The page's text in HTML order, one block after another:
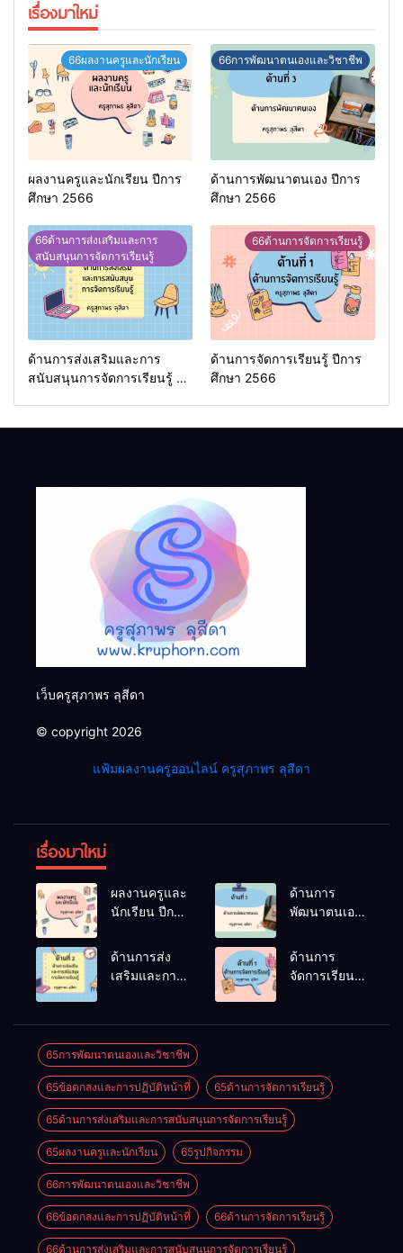
เรื่องมาใหม่
66ผลงานครูและนักเรียน
ผลงานครูและนักเรียน ปีการ
ศึกษา 2566
66การพัฒนาตนเองและวิชาชีพ
ด้านการพัฒนาตนเอง ปีการ
ศึกษา 2566
66ด้านการส่งเสริมและการ
สนับสนุนการจัดการเรียนรู้
ด้านการส่งเสริมและการ
สนับสนุนการจัดการเรียนรู้ ปี
66ด้านการจัดการเรียนรู้
ด้านการจัดการเรียนรู้ ปีการ
ศึกษา 2566
เว็บครูสุภาพร ลุสีดา
© copyright 2026
แฟ้มผลงานครูออนไลน์ ครูสุภาพร ลุสีดา
เรื่องมาใหม่
ผลงานครูและ
นักเรียน ปีการ
ด้านการ
พัฒนาตนเอง
2566
ด้านการส่ง
เสริมและการ
2566
ด้านการ
จัดการเรียนรู้
65การพัฒนาตนเองและวิชาชีพ
65ข้อตกลงและการปฏิบัติหน้าที่ 65ด้านการจัดการเรียนรู้
65ด้านการส่งเสริมและการสนับสนุนการจัดการเรียนรู้
65ผลงานครูและนักเรียน 65รูปกิจกรรม
66การพัฒนาตนเองและวิชาชีพ
66ข้อตกลงและการปฏิบัติหน้าที่ 66ด้านการจัดการเรียนรู้
66ด้านการส่งเสริมและการสนับสนุนการจัดการเรียนรู้